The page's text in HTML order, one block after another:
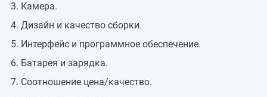
Камера.
Дизайн и качество сборки.
Интерфейс и программное обеспечение.
Батарея и зарядка.
Соотношение цена/качество.